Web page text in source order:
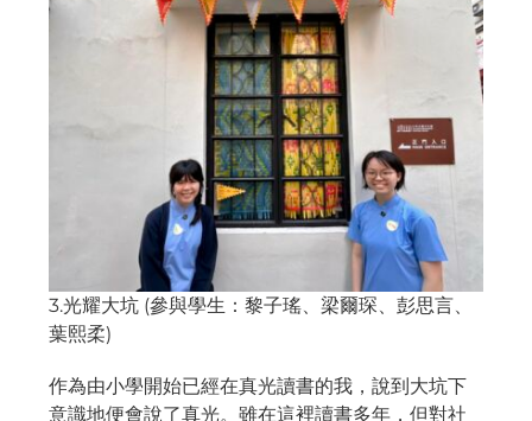
3.光耀大坑 (參與學生：黎子瑤、梁爾琛、彭思言、
葉熙柔)
作為由小學開始已經在真光讀書的我，說到大坑下
意識地便會說了真光。雖在這裡讀書多年，但對社